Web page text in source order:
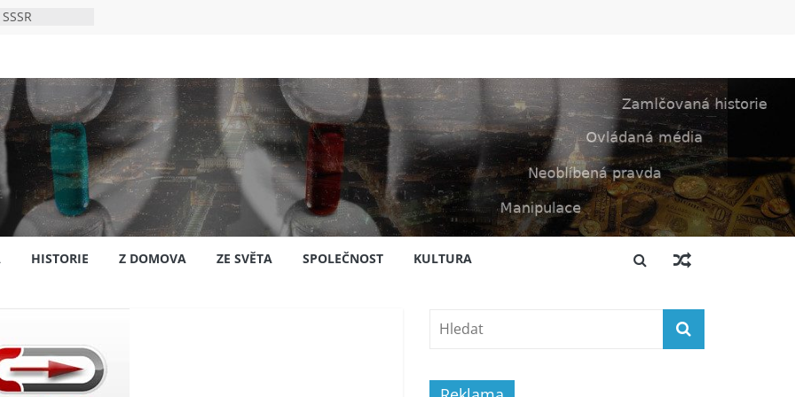
HISTORIE Z DOMOVA ZE SVĚTA SPOLEČNOST KULTURA